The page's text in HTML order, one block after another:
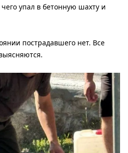
упал в бетонную шахту и
пострадавшего нет. Все